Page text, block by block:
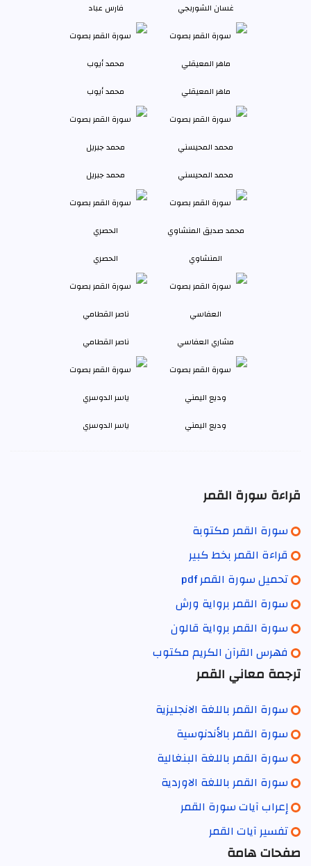
غسان الشوربجي فارس عباد
ماهر المعيقلي محمد أيوب
محمد المحيسني محمد جبريل
المنشاوي الحصري
مشاري العفاسي ناصر القطامي
وديع اليمني ياسر الدوسري
قراءة سورة القمر
سورة القمر مكتوبة
قراءة القمر بخط كبير
تحميل سورة القمر pdf
سورة القمر برواية ورش
سورة القمر برواية قالون
فهرس القرآن الكريم مكتوب
ترجمة معاني القمر
سورة القمر باللغة الانجليزية
سورة القمر بالأندنوسية
سورة القمر باللغة البنغالية
سورة القمر باللغة الاوردية
إعراب آيات سورة القمر
تفسير آيات القمر
صفحات هامة